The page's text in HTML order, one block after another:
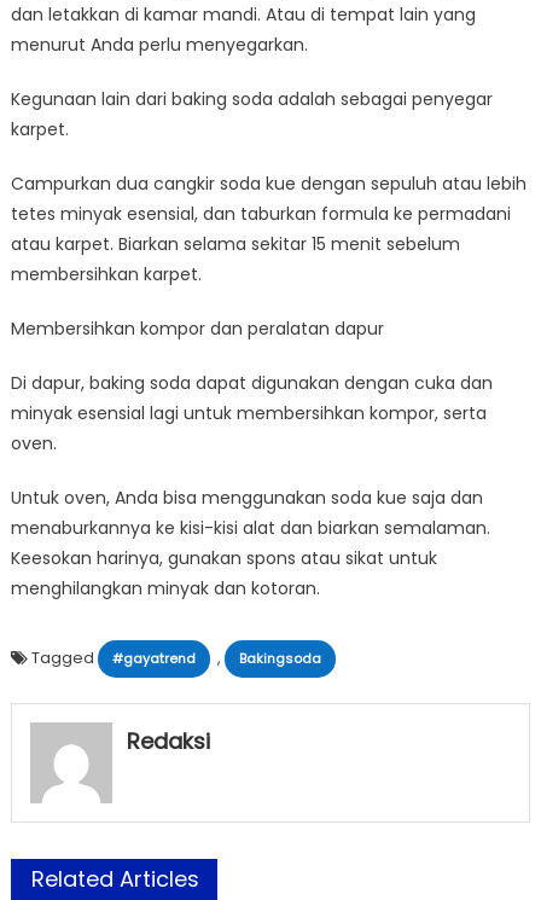
dan letakkan di kamar mandi. Atau di tempat lain yang
menurut Anda perlu menyegarkan.
Kegunaan lain dari baking soda adalah sebagai penyegar
karpet.
Campurkan dua cangkir soda kue dengan sepuluh atau lebih
tetes minyak esensial, dan taburkan formula ke permadani
atau karpet. Biarkan selama sekitar 15 menit sebelum
membersihkan karpet.
Membersihkan kompor dan peralatan dapur
Di dapur, baking soda dapat digunakan dengan cuka dan
minyak esensial lagi untuk membersihkan kompor, serta
oven.
Untuk oven, Anda bisa menggunakan soda kue saja dan
menaburkannya ke kisi-kisi alat dan biarkan semalaman.
Keesokan harinya, gunakan spons atau sikat untuk
menghilangkan minyak dan kotoran.
Tagged #gayatrend , Bakingsoda
Redaksi
Related Articles